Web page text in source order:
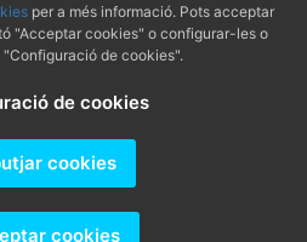
per a més informació. Pots acceptar
"Acceptar cookies" o configurar-les o
de cookies".
de cookies
cookies
cookies